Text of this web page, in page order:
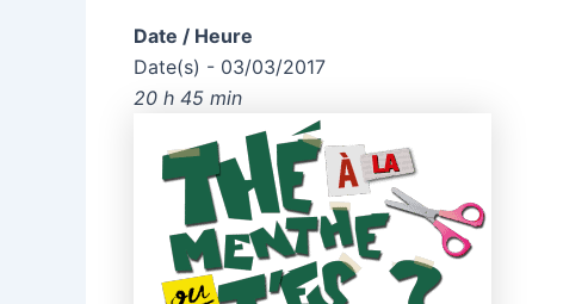
Date / Heure
Date(s) - 03/03/2017
20 h 45 min